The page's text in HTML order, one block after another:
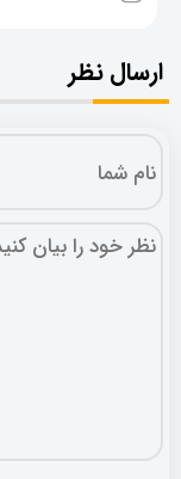
ارسال نظر